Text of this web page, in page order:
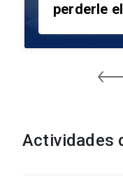
perderle
Actividades